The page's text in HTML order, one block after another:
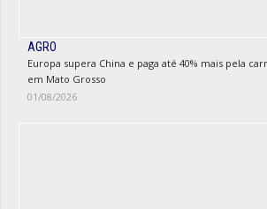
AGRO
Europa supera China e paga até 40% mais pela
em Mato Grosso
01/08/2026